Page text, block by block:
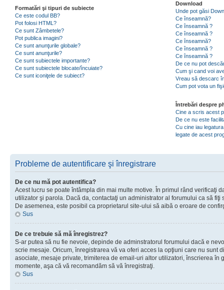
Formatări şi tipuri de subiecte
Ce este codul BB?
Pot folosi HTML?
Ce sunt Zâmbetele?
Pot publica imagini?
Ce sunt anunţurile globale?
Ce sunt anunţurile?
Ce sunt subiectele importante?
Ce sunt subiectele blocate/încuiate?
Ce sunt iconiţele de subiect?
Download
Unde pot găsi
Ce înseamnă?
Ce înseamnă ?
Ce înseamnă ?
Ce înseamnă?
Ce înseamnă ?
Ce înseamnă ?
De ce nu pot
Cum şi cand voi
Vreau să descarc
Cum pot vota un
Întrebări despre
Cine a scris acest
De ce nu este
Cu cine iau
legate de acest
Probleme de autentificare şi înregistrare
De ce nu mă pot autentifica?
Acest lucru se poate întâmpla din mai multe motive. În primul rând verificaţi
utilizator şi parola. Dacă da, contactaţi un administrator al forumului ca să fiţi
De asemenea, este posibil ca proprietarul site-ului să aibă o eroare de
Sus
De ce trebuie să mă înregistrez?
S-ar putea să nu fie nevoie, depinde de adminstratorul forumului dacă e
scrie mesaje. Oricum, înregistrarea vă va oferi acces la opţiuni care nu sunt
asociate, mesaje private, trimiterea de email-uri altor utilizatori, înscrierea în
momente, aşa că vă recomandăm să vă înregistraţi.
Sus